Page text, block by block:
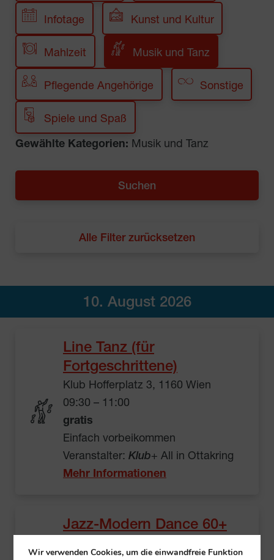
Infotage Kunst und Kultur
Mahlzeit Musik und Tanz
Pflegende Angehörige Sonstige
Spiele und Spaß
Gewählte Kategorien: Musik und Tanz
Alle Filter zurücksetzen
10. August 2026
Line Tanz (für
Fortgeschrittene)
Klub Hofferplatz 3, 1160 Wien
09:30 – 11:00
gratis
Einfach vorbeikommen
Veranstalter: Klub+ All in Ottakring
Mehr Informationen
Jazz-Modern Dance 60+
Wir verwenden Cookies, um die einwandfreie Funktion